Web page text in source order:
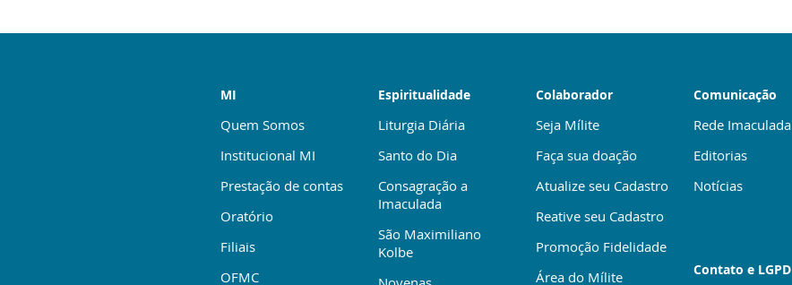
MI
Quem Somos
Institucional MI
Prestação de contas
Oratório
Filiais
OFMC
Colaborador
Seja Mílite
Faça sua doação
Atualize seu Cadastro
Reative seu Cadastro
Promoção Fidelidade
Área do Mílite
Espiritualidade
Liturgia Diária
Santo do Dia
Consagração a
Imaculada
São Maximiliano
Kolbe
Comunicação
Rede Imaculada
Editorias
Notícias
Contato e LGPD